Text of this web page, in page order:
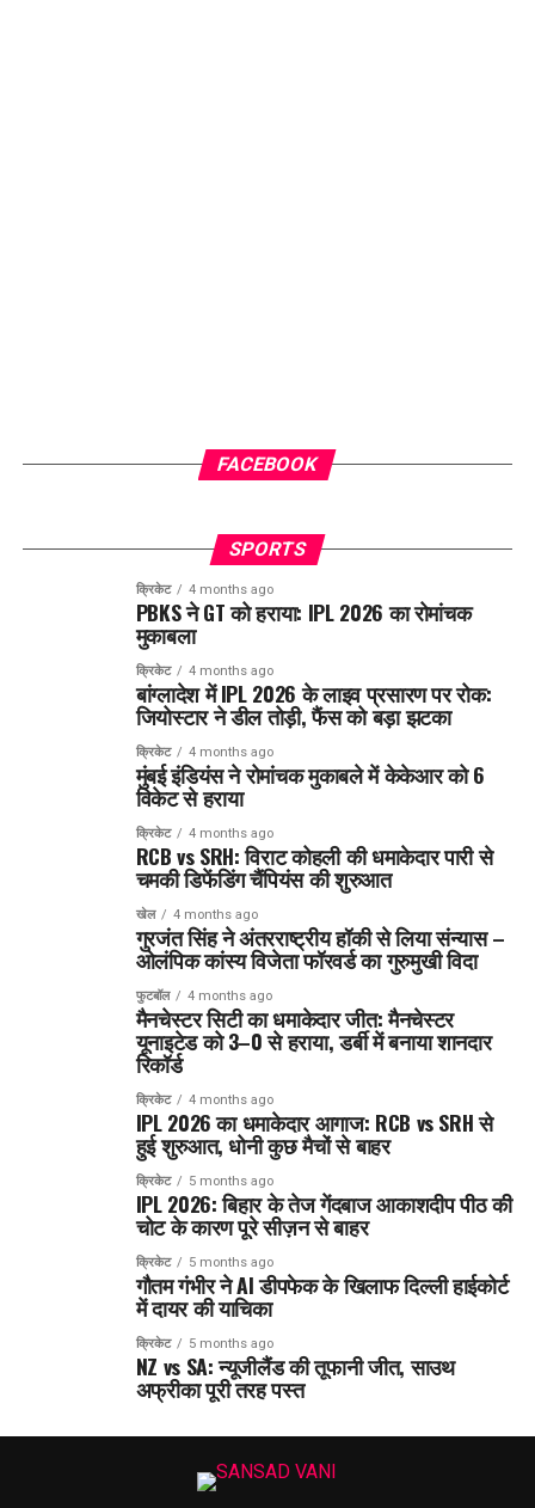
FACEBOOK
SPORTS
क्रिकेट 4 months ago
PBKS ने GT को हराया: IPL 2026 का रोमांचक
मुकाबला
क्रिकेट 4 months ago
बांग्लादेश में IPL 2026 के लाइव प्रसारण पर रोक:
जियोस्टार ने डील तोड़ी, फैंस को बड़ा झटका
क्रिकेट 4 months ago
मुंबई इंडियंस ने रोमांचक मुकाबले में केकेआर को 6
विकेट से हराया
क्रिकेट 4 months ago
RCB vs SRH: विराट कोहली की धमाकेदार पारी से
चमकी डिफेंडिंग चैंपियंस की शुरुआत
खेल 4 months ago
गुरजंत सिंह ने अंतरराष्ट्रीय हॉकी से लिया संन्यास –
ओलंपिक कांस्य विजेता फॉरवर्ड का गुरुमुखी विदा
फुटबॉल 4 months ago
मैनचेस्टर सिटी का धमाकेदार जीत: मैनचेस्टर
यूनाइटेड को 3–0 से हराया, डर्बी में बनाया शानदार
रिकॉर्ड
क्रिकेट 4 months ago
IPL 2026 का धमाकेदार आगाज: RCB vs SRH से
हुई शुरुआत, धोनी कुछ मैचों से बाहर
क्रिकेट 5 months ago
IPL 2026: बिहार के तेज गेंदबाज आकाशदीप पीठ की
चोट के कारण पूरे सीज़न से बाहर
क्रिकेट 5 months ago
गौतम गंभीर ने AI डीपफेक के खिलाफ दिल्ली हाईकोर्ट
में दायर की याचिका
क्रिकेट 5 months ago
NZ vs SA: न्यूजीलैंड की तूफानी जीत, साउथ
अफ्रीका पूरी तरह पस्त